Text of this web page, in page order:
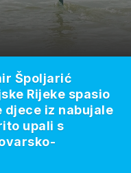
Špoljarić
Rijeke spasio
djece iz nabujale
upali s